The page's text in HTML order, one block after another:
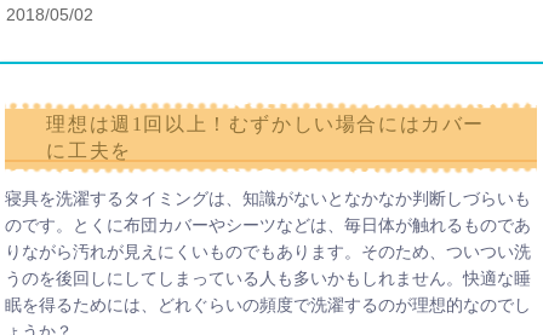
2018/05/02
理想は週1回以上！むずかしい場合にはカバー
に工夫を
寝具を洗濯するタイミングは、知識がないとなかなか判断しづらいも
のです。とくに布団カバーやシーツなどは、毎日体が触れるものであ
りながら汚れが見えにくいものでもあります。そのため、ついつい洗
うのを後回しにしてしまっている人も多いかもしれません。快適な睡
眠を得るためには、どれぐらいの頻度で洗濯するのが理想的なのでし